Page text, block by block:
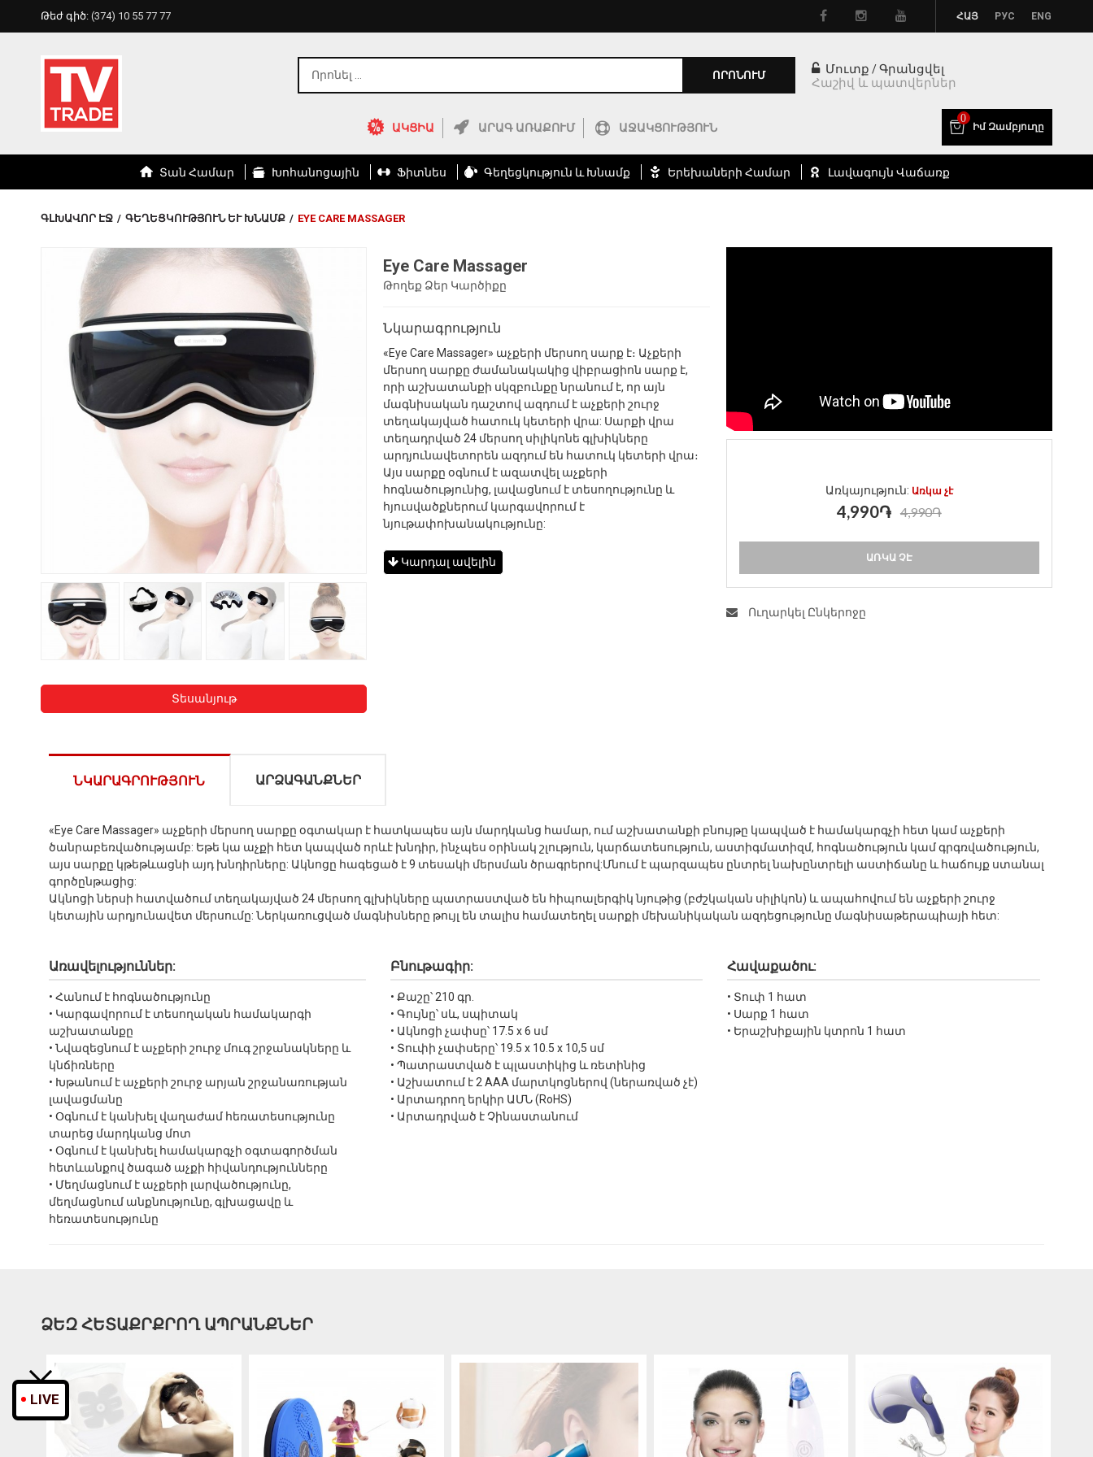
Թեժ գիծ: (374) 10 55 77 77 ՀԱՅ РУС ENG
ՈՐՈՆՈՒՄ
ԱԿՑԻԱ ԱՐԱԳ ԱՌԱՔՈՒՄ ԱՋԱԿՑՈՒԹՅՈՒՆ
Մուտք /Գրանցվել
Հաշիվ և պատվերներ
0
Իմ Զամբյուղը
Տան Համար Խոհանոցային Ֆիտնես Գեղեցկություն ԵՒ Խնամք Երեխաների Համար Լավագույն Վաճառք
ԳԼԽԱՎՈՐ ԷՋ / ԳԵՂԵՑԿՈՒԹՅՈՒՆ ԵՒ ԽՆԱՄՔ / EYE CARE MASSAGER
Տեսանյութ
Eye Care Massager
Թողեք Ձեր Կարծիքը
Նկարագրություն
«Eye Care Massager» աչքերի մերսող սարք է։ Աչքերի
մերսող սարքը ժամանակակից վիբրացիոն սարք է,
որի աշխատանքի սկզբունքը նրանում է, որ այն
մագնիսական դաշտով ազդում է աչքերի շուրջ
տեղակայված հատուկ կետերի վրա: Սարքի վրա
տեղադրված 24 մերսող սիլիկոնե գլխիկները
արդյունավետորեն ազդում են հատուկ կետերի վրա։
Այս սարքը օգնում է ազատվել աչքերի
հոգնածությունից, լավացնում է տեսողությունը և
հյուսվածքներում կարգավորում է
նյութափոխանակությունը:
Կարդալ ավելին
Առկայություն: Առկա չէ
4,990֏ 4,990֏
ԱՌԿԱ ՉԷ
Ուղարկել Ընկերոջը
ՆԿԱՐԱԳՐՈՒԹՅՈՒՆ
«Eye Care Massager» աչքերի մերսող սարքը օգտակար է հատկապես այն մարդկանց համար, ում աշխատանքի բնույթը կապված է համակարգչի հետ կամ աչքերի
ծանրաբեռվածությամբ: Եթե կա աչքի հետ կապված որևէ խնդիր, ինչպես օրինակ շլություն, կարճատեսություն, աստիգմատիզմ, հոգնածություն կամ գրգռվածություն,
այս սարքը կթեթևացնի այդ խնդիրները: Ակնոցը հագեցած է 9 տեսակի մերսման ծրագրերով:Մնում է պարզապես ընտրել նախընտրելի աստիճանը և հաճույք ստանալ
գործընթացից:
Ակնոցի ներսի հատվածում տեղակայված 24 մերսող գլխիկները պատրաստված են հիպոալերգիկ նյութից (բժշկական սիլիկոն) և ապահովում են աչքերի շուրջ
կետային արդյունավետ մերսումը: Ներկառուցված մագնիսները թույլ են տալիս համատեղել սարքի մեխանիկական ազդեցությունը մագնիսաթերապիայի հետ:
Առավելություններ:
• Հանում է հոգնածությունը
• Կարգավորում է տեսողական համակարգի
աշխատանքը
• Նվազեցնում է աչքերի շուրջ մուգ շրջանակները և
կնճիռները
• Խթանում է աչքերի շուրջ արյան շրջանառության
լավացմանը
• Օգնում է կանխել վաղաժամ հեռատեսությունը
տարեց մարդկանց մոտ
• Օգնում է կանխել համակարգչի օգտագործման
հետևանքով ծագած աչքի հիվանդությունները
• Մեղմացնում է աչքերի լարվածությունը,
մեղմացնում անքնությունը, գլխացավը և
հեռատեսությունը
Բնութագիր:
• Քաշը՝ 210 գր.
• Գույնը՝ սև, սպիտակ
• Ակնոցի չափսը՝ 17.5 x 6 սմ
• Տուփի չափսերը՝ 19.5 x 10.5 x 10,5 սմ
• Պատրաստված է պլաստիկից և ռետինից
• Աշխատում է 2 AAA մարտկոցներով (ներառված չէ)
• Արտադրող երկիր ԱՄՆ (RoHS)
• Արտադրված է Չինաստանում
Հավաքածու:
• Տուփ 1 հատ
• Սարք 1 հատ
• Երաշխիքային կտրոն 1 հատ
ԱՐՁԱԳԱՆՔՆԵՐ
ՁԵԶ ՀԵՏԱՔՐՔՐՈՂ ԱՊՐԱՆՔՆԵՐ
LIVE